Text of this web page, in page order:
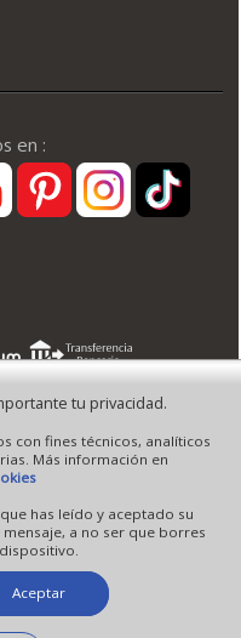
en :
los derechos reservados
están gestionadas, y son
) CEE:
8, Hoja V-85203.
tu privacidad.
con fines técnicos, analíticos
Más información en
has leído y aceptado su
a no ser que borres
Aceptar